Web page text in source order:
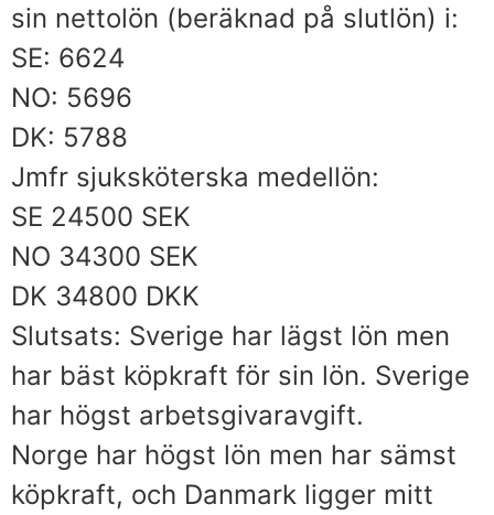
sin nettolön (beräknad på slutlön) i:
SE: 6624
NO: 5696
DK: 5788
Jmfr sjuksköterska medellön:
SE 24500 SEK
NO 34300 SEK
DK 34800 DKK
Slutsats: Sverige har lägst lön men
har bäst köpkraft för sin lön. Sverige
har högst arbetsgivaravgift.
Norge har högst lön men har sämst
köpkraft, och Danmark ligger mitt